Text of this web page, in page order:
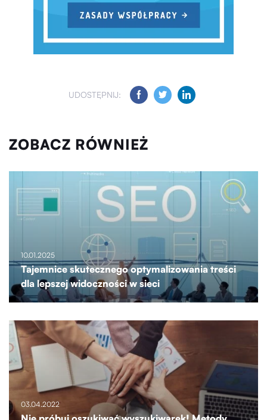
UDOSTĘPNIJ:
ZOBACZ RÓWNIEŻ
10.01.2025
Tajemnice skutecznego optymalizowania treści
dla lepszej widoczności w sieci
03.04.2022